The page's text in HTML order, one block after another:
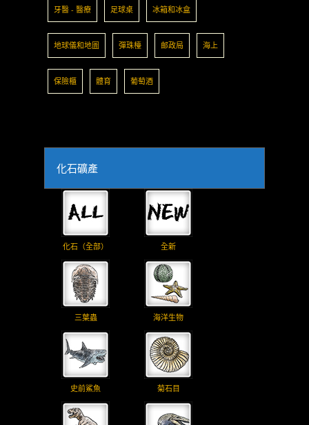
牙醫 - 醫療 足球桌 冰箱和冰盒
地球儀和地圖 彈珠檯 邮政局 海上
保險櫃 體育 葡萄酒
化石礦產
化石（全部） 全新
三葉蟲 海洋生物
史前鯊魚 菊石目